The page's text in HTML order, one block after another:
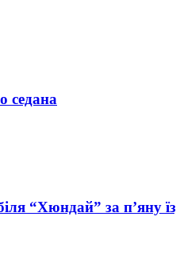
седана
“Хюндай” за п’яну